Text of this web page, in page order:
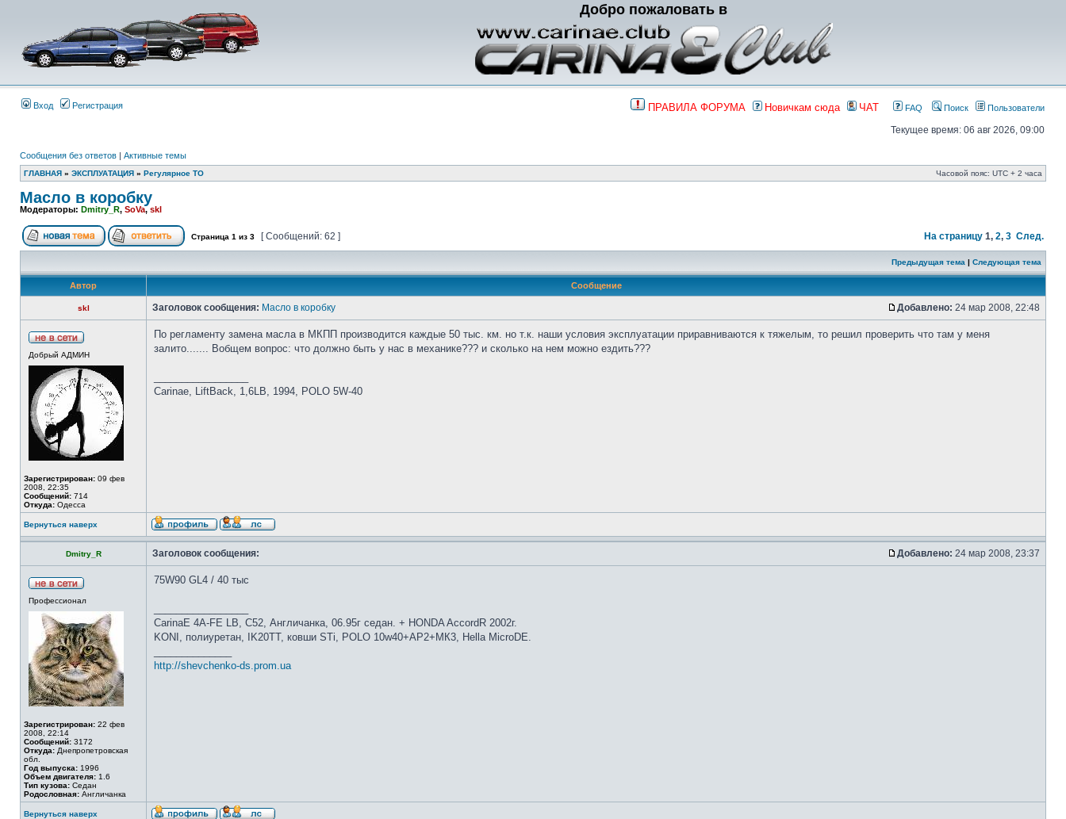
Добро пожаловать в
Вход Регистрация ПРАВИЛА ФОРУМА Новичкам сюда ЧАТ FAQ Поиск Пользователи
Текущее время: 06 авг 2026, 09:00
Сообщения без ответов | Активные темы
ГЛАВНАЯ » ЭКСПЛУАТАЦИЯ » Регулярное ТО Часовой пояс: UTC + 2 часа
Масло в коробку
Модераторы: Dmitry_R, SoVa, skl
Страница 1 из 3 [ Сообщений: 62 ] На страницу 1, 2, 3 След.
Предыдущая тема | Следующая тема
Автор Сообщение
skl Заголовок сообщения: Масло в коробку Добавлено: 24 мар 2008, 22:48
Добрый АДМИН
Зарегистрирован: 09 фев
2008, 22:35
Сообщений: 714
Откуда: Одесса
По регламенту замена масла в МКПП производится каждые 50 тыс. км. но т.к. наши условия эксплуатации приравниваются к тяжелым, то решил проверить что там у меня
залито....... Вобщем вопрос: что должно быть у нас в механике??? и сколько на нем можно ездить???
Carinae, LiftBack, 1,6LB, 1994, POLO 5W-40
Вернуться наверх
Dmitry_R Заголовок сообщения: Добавлено: 24 мар 2008, 23:37
Профессионал
Зарегистрирован: 22 фев
2008, 22:14
Сообщений: 3172
Откуда: Днепропетровская
обл.
Год выпуска: 1996
Объем двигателя: 1.6
Тип кузова: Седан
Родословная: Англичанка
75W90 GL4 / 40 тыс
CarinaE 4A-FE LB, С52, Англичанка, 06.95г седан. + HONDA AccordR 2002г.
KONI, полиуретан, IK20TT, ковши STi, POLO 10w40+AP2+МК3, Hella MicroDE.
http://shevchenko-ds.prom.ua
Вернуться наверх